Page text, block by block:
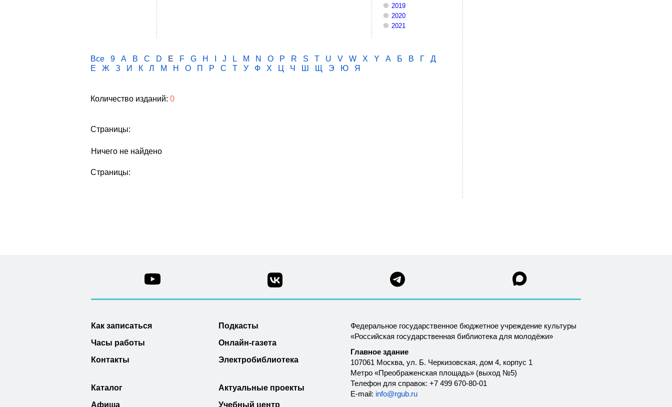
2019
2020
2021
Все 9 A B C D E F G H J L M N O P R S T U V W X Y А Б В Г
Д
Е
Ж З И К Л М Н О П Р С Т У Ф Х Ц Ч Ш Щ Э Ю Я
Количество изданий: 0
Страницы:
Ничего не найдено
Страницы:
Как записаться
Часы работы
Контакты
Каталог
Афиша
Подкасты
Онлайн-газета
Электробиблиотека
Актуальные проекты
Учебный центр
Федеральное государственное бюджетное учреждение культуры
«Российская государственная библиотека для молодёжи»
Главное здание
107061 Москва, ул. Б. Черкизовская, дом 4, корпус 1
Метро «Преображенская площадь» (выход №5)
Телефон для справок: +7 499 670-80-01
E-mail: info@rgub.ru